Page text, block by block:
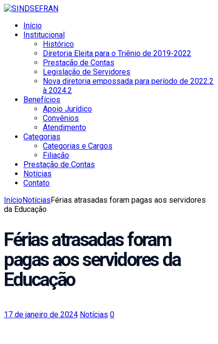
Início
Institucional
Histórico
Diretoria Eleita para o Triênio de 2019-2022
Prestação de Contas
Legislação de Servidores
Nova diretoria empossada para período de 2022.2
à 2024.2
Benefícios
Apoio Jurídico
Convênios
Atendimento
Categorias
Categorias e Cargos
Filiação
Prestação de Contas
Notícias
Contato
InícioNotíciasFérias atrasadas foram pagas aos servidores
da Educação
Férias atrasadas foram
pagas aos servidores da
Educação
17 de janeiro de 2024 Notícias 0